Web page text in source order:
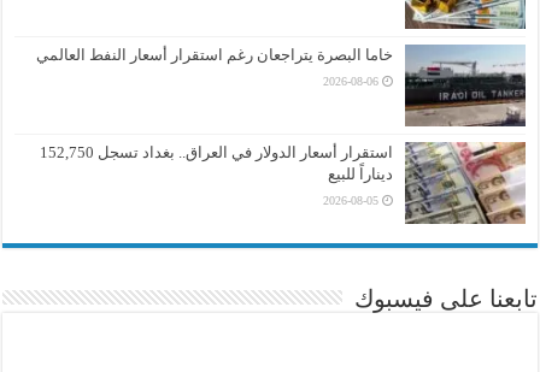
خاما البصرة يتراجعان رغم استقرار أسعار النفط العالمي
2026-08-06
استقرار أسعار الدولار في العراق.. بغداد تسجل 152,750
ديناراً للبيع
2026-08-05
تابعنا على فيسبوك